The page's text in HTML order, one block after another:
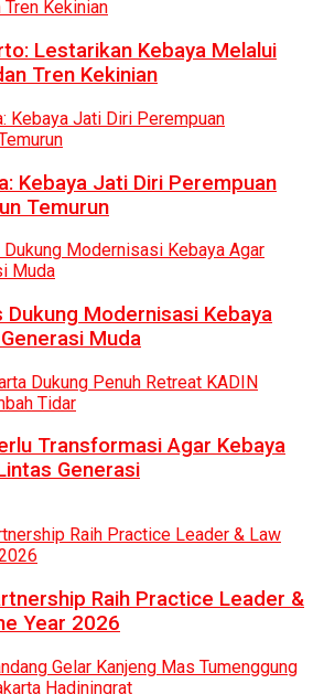
Lestarikan Kebaya Melalui
Tren Kekinian
Kebaya Jati Diri Perempuan
Temurun
Dukung Modernisasi Kebaya
Muda
Transformasi Agar Kebaya
Generasi
Raih Practice Leader &
Year 2026